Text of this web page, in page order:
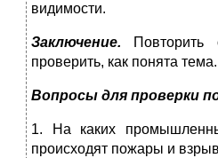
видимости.
Заключение. Повторить
проверить, как понята тема.
Вопросы для проверки
1. На каких
происходят пожары и